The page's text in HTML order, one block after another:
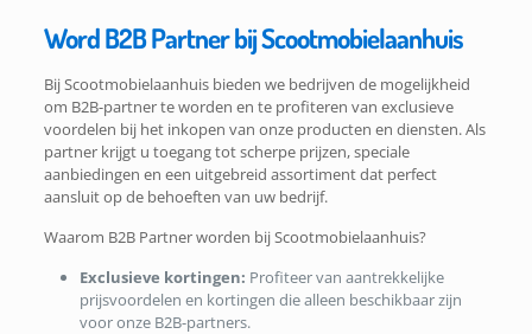
Word B2B Partner bij Scootmobielaanhuis
Bij Scootmobielaanhuis bieden we bedrijven de mogelijkheid
om B2B-partner te worden en te profiteren van exclusieve
voordelen bij het inkopen van onze producten en diensten. Als
partner krijgt u toegang tot scherpe prijzen, speciale
aanbiedingen en een uitgebreid assortiment dat perfect
aansluit op de behoeften van uw bedrijf.
Waarom B2B Partner worden bij Scootmobielaanhuis?
Exclusieve kortingen: Profiteer van aantrekkelijke
prijsvoordelen en kortingen die alleen beschikbaar zijn
voor onze B2B-partners.